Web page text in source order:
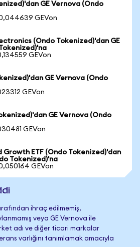
GE Vernova (Ondo
GEVon
(Ondo Tokenized)'dan GE
GEVon
GE Vernova (Ondo
GEVon
GE Vernova (Ondo
GEVon
Growth ETF (Ondo Tokenized)'dan
Tokenized)'na
GEVon
ihraç edilmemiş,
veya GE Vernova ile
adı ve diğer ticari markalar
varlığını tanımlamak amacıyla